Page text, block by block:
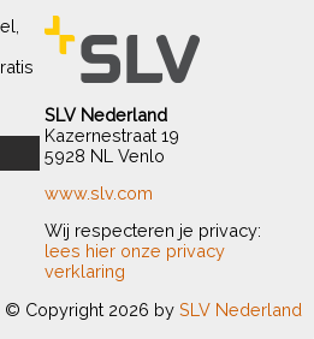
SLV Nederland
Kazernestraat 19
5928 NL Venlo
www.slv.com
Wij respecteren je privacy:
lees hier onze privacy
verklaring
© Copyright 2026 by SLV Nederland